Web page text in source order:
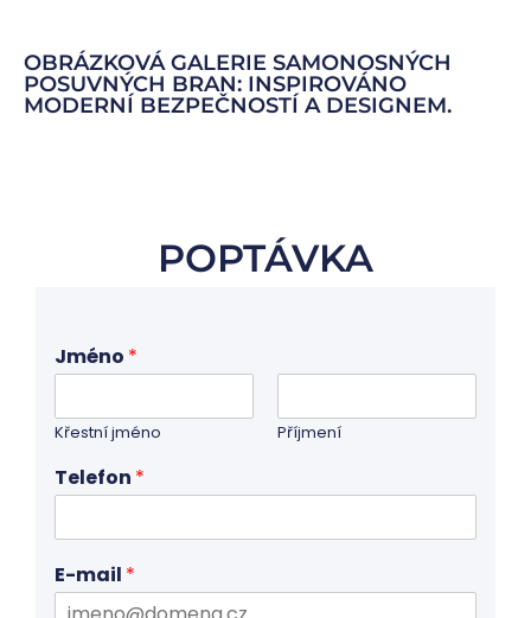
OBRÁZKOVÁ GALERIE SAMONOSNÝCH
POSUVNÝCH BRAN: INSPIROVÁNO
MODERNÍ BEZPEČNOSTÍ A DESIGNEM.
POPTÁVKA
Jméno *
Křestní jméno Příjmení
Telefon *
E-mail *